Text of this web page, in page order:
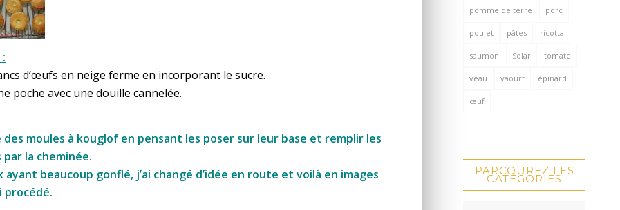
d’œufs en neige ferme en incorporant le sucre.
poche avec une douille cannelée.
des moules à kouglof en pensant les poser sur leur base et remplir les
la cheminée.
ayant beaucoup gonflé, j’ai changé d’idée en route et voilà en images
procédé.
pomme de terre porc
poulet pâtes ricotta
saumon Solar tomate
veau yaourt épinard
œuf
PARCOUREZ LES
CATÉGORIES